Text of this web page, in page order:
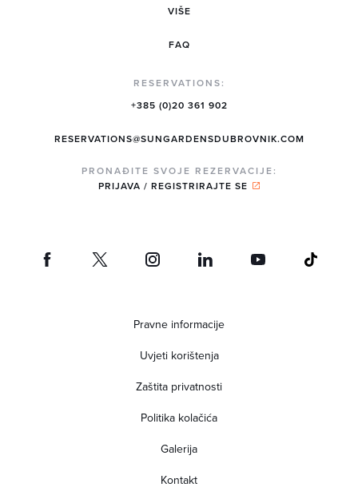
VIŠE
FAQ
RESERVATIONS:
+385 (0)20 361 902
RESERVATIONS@SUNGARDENSDUBROVNIK.COM
PRONAĐITE SVOJE REZERVACIJE:
PRIJAVA / REGISTRIRAJTE SE
Pravne informacije
Uvjeti korištenja
Zaštita privatnosti
Politika kolačića
Galerija
Kontakt